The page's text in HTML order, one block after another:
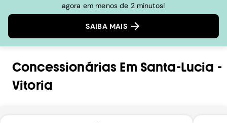
agora em menos de 2 minutos!
SAIBA MAIS
Concessionárias Em Santa-Lucia -
Vitoria